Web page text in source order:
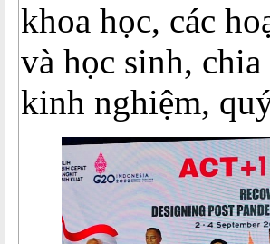
khoa học, các
và học sinh,
kinh nghiệm,